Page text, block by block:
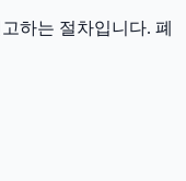
하는 절차입니다. 폐